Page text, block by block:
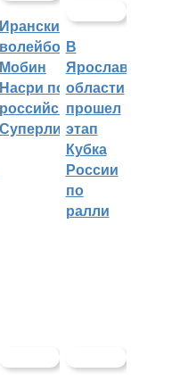
Иранский
волейболист
Мобин
Насри покинет
российскую
Суперлигу
В
Ярославской
области
прошел
этап
Кубка
России
по
ралли